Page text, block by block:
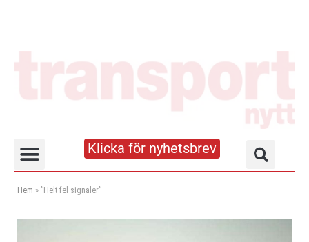
Klicka för nyhetsbrev
Hem » ”Helt fel signaler”